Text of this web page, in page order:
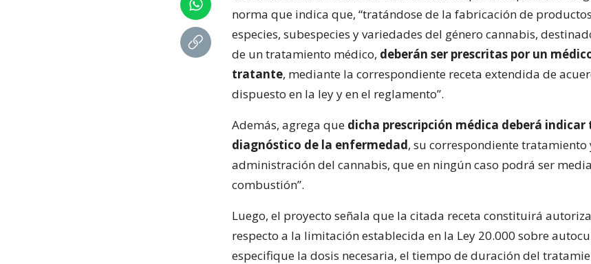
norma que indica que, “tratándose de la fabricación de
especies, subespecies y variedades del género cannabis,
de un tratamiento médico, deberán ser prescritas por un
tratante, mediante la correspondiente receta extendida de
dispuesto en la ley y en el reglamento”.
Además, agrega que dicha prescripción médica deberá indicar
diagnóstico de la enfermedad, su correspondiente
administración del cannabis, que en ningún caso podrá ser
combustión”.
Luego, el proyecto señala que la citada receta constituirá
respecto a la limitación establecida en la Ley 20.000 sobre
especifique la dosis necesaria, el tiempo de duración del